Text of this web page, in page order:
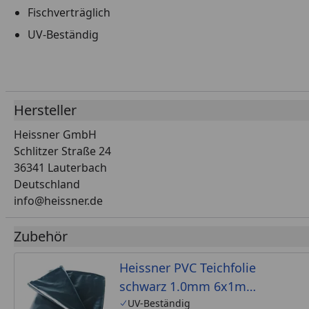
Fischverträglich
UV-Beständig
Hersteller
Heissner GmbH
Schlitzer Straße 24
36341 Lauterbach
Deutschland
info@heissner.de
Zubehör
Heissner PVC Teichfolie
schwarz 1.0mm 6x1m
(TF181-00)
UV-Beständig